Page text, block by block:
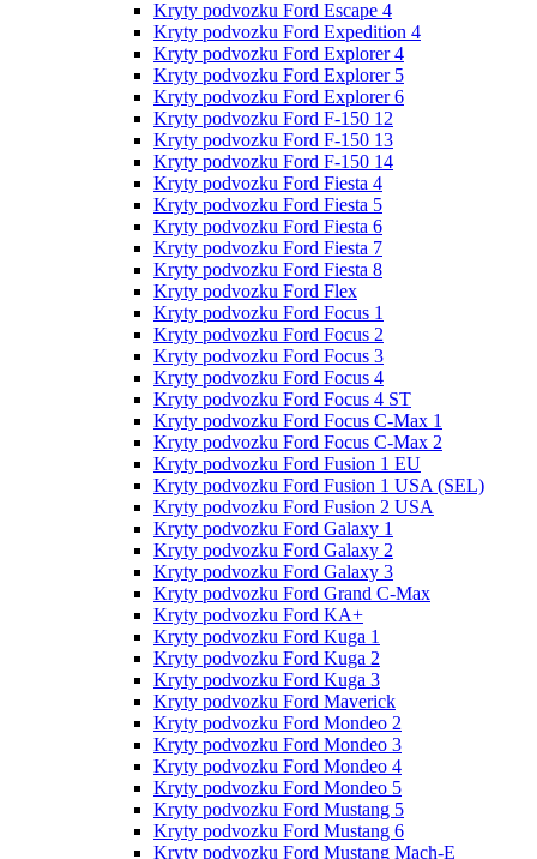
Kryty podvozku Ford Escape 4
Kryty podvozku Ford Expedition 4
Kryty podvozku Ford Explorer 4
Kryty podvozku Ford Explorer 5
Kryty podvozku Ford Explorer 6
Kryty podvozku Ford F-150 12
Kryty podvozku Ford F-150 13
Kryty podvozku Ford F-150 14
Kryty podvozku Ford Fiesta 4
Kryty podvozku Ford Fiesta 5
Kryty podvozku Ford Fiesta 6
Kryty podvozku Ford Fiesta 7
Kryty podvozku Ford Fiesta 8
Kryty podvozku Ford Flex
Kryty podvozku Ford Focus 1
Kryty podvozku Ford Focus 2
Kryty podvozku Ford Focus 3
Kryty podvozku Ford Focus 4
Kryty podvozku Ford Focus 4 ST
Kryty podvozku Ford Focus C-Max 1
Kryty podvozku Ford Focus C-Max 2
Kryty podvozku Ford Fusion 1 EU
Kryty podvozku Ford Fusion 1 USA (SEL)
Kryty podvozku Ford Fusion 2 USA
Kryty podvozku Ford Galaxy 1
Kryty podvozku Ford Galaxy 2
Kryty podvozku Ford Galaxy 3
Kryty podvozku Ford Grand C-Max
Kryty podvozku Ford KA+
Kryty podvozku Ford Kuga 1
Kryty podvozku Ford Kuga 2
Kryty podvozku Ford Kuga 3
Kryty podvozku Ford Maverick
Kryty podvozku Ford Mondeo 2
Kryty podvozku Ford Mondeo 3
Kryty podvozku Ford Mondeo 4
Kryty podvozku Ford Mondeo 5
Kryty podvozku Ford Mustang 5
Kryty podvozku Ford Mustang 6
Kryty podvozku Ford Mustang Mach-E